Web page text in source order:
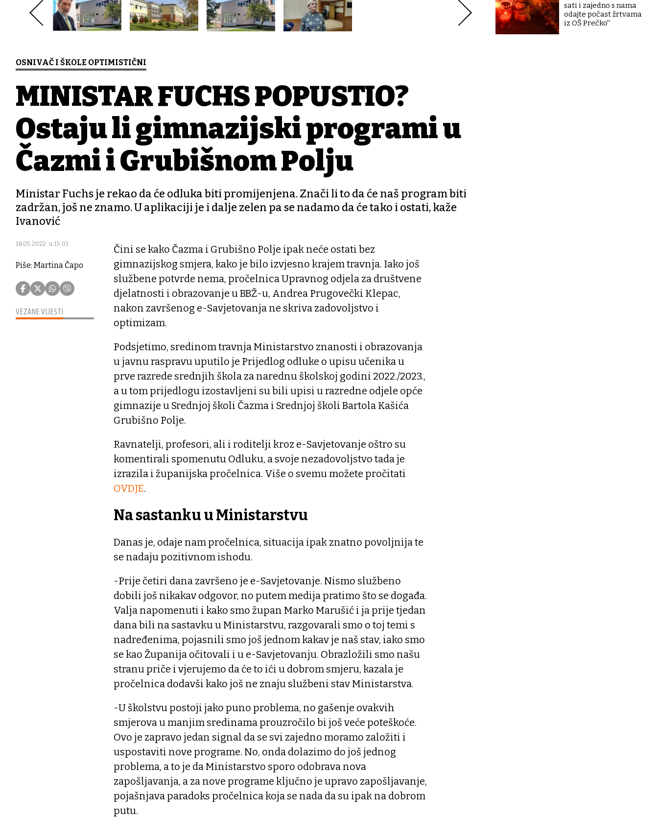
OSNIVAČ I ŠKOLE OPTIMISTIČNI
MINISTAR FUCHS POPUSTIO?
Ostaju li gimnazijski programi u
Čazmi i Grubišnom Polju
Ministar Fuchs je rekao da će odluka biti promijenjena. Znači li to da će naš program biti
zadržan, još ne znamo. U aplikaciji je i dalje zelen pa se nadamo da će tako i ostati, kaže
Ivanović
18.05.2022. u 15:01
Piše: Martina Čapo
VEZANE VIJESTI
Čini se kako Čazma i Grubišno Polje ipak neće ostati bez
gimnazijskog smjera, kako je bilo izvjesno krajem travnja. Iako još
službene potvrde nema, pročelnica Upravnog odjela za društvene
djelatnosti i obrazovanje u BBŽ-u, Andrea Prugovečki Klepac,
nakon završenog e-Savjetovanja ne skriva zadovoljstvo i
optimizam.
Podsjetimo, sredinom travnja Ministarstvo znanosti i obrazovanja
u javnu raspravu uputilo je Prijedlog odluke o upisu učenika u
prve razrede srednjih škola za narednu školskoj godini 2022./2023.,
a u tom prijedlogu izostavljeni su bili upisi u razredne odjele opće
gimnazije u Srednjoj školi Čazma i Srednjoj školi Bartola Kašića
Grubišno Polje.
Ravnatelji, profesori, ali i roditelji kroz e-Savjetovanje oštro su
komentirali spomenutu Odluku, a svoje nezadovoljstvo tada je
izrazila i županijska pročelnica. Više o svemu možete pročitati
OVDJE.
Na sastanku u Ministarstvu
Danas je, odaje nam pročelnica, situacija ipak znatno povoljnija te
se nadaju pozitivnom ishodu.
-Prije četiri dana završeno je e-Savjetovanje. Nismo službeno
dobili još nikakav odgovor, no putem medija pratimo što se događa.
Valja napomenuti i kako smo župan Marko Marušić i ja prije tjedan
dana bili na sastavku u Ministarstvu, razgovarali smo o toj temi s
nadređenima, pojasnili smo još jednom kakav je naš stav, iako smo
se kao Županija očitovali i u e-Savjetovanju. Obrazložili smo našu
stranu priče i vjerujemo da će to ići u dobrom smjeru, kazala je
pročelnica dodavši kako još ne znaju službeni stav Ministarstva.
-U školstvu postoji jako puno problema, no gašenje ovakvih
smjerova u manjim sredinama prouzročilo bi još veće poteškoće.
Ovo je zapravo jedan signal da se svi zajedno moramo založiti i
uspostaviti nove programe. No, onda dolazimo do još jednog
problema, a to je da Ministarstvo sporo odobrava nova
zapošljavanja, a za nove programe ključno je upravo zapošljavanje,
pojašnjava paradoks pročelnica koja se nada da su ipak na dobrom
putu.
sati i zajedno s nama
odajte počast žrtvama
iz OŠ Prečko''